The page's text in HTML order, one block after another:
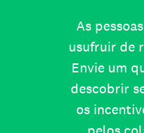
As
usufruir de
Envie um
descobrir
os